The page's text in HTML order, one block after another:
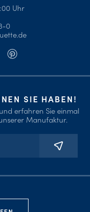
Uhr
0
SIE HABEN!
erfahren Sie einmal
Manufaktur.